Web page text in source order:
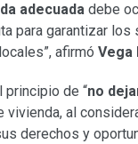
adecuada debe
para garantizar
afirmó Vega
principio de “no
al
derechos y